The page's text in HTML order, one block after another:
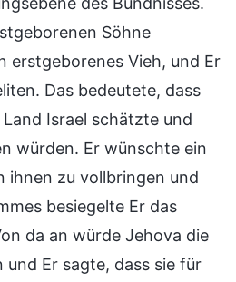
Söhne
erstgeborenes Vieh, und Er
Das bedeutete, dass
Israel schätzte und
würden. Er wünschte ein
ihnen zu vollbringen und
besiegelte Er das
da an würde Jehova die
Er sagte, dass sie für